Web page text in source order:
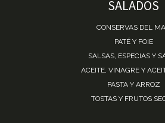
SALADOS
CONSERVAS DEL
PATÉ Y FOIE
SALSAS, ESPECIAS Y
ACEITE, VINAGRE Y
PASTA Y ARROZ
TOSTAS Y FRUTOS